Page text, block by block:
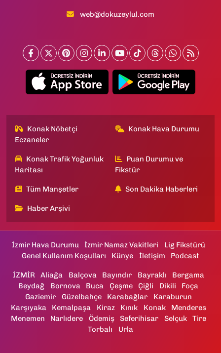
web@dokuzeylul.com
Konak Nöbetçi
Eczaneler
Konak Hava Durumu
Konak Trafik Yoğunluk
Haritası
Puan Durumu ve
Fikstür
Tüm Manşetler Son Dakika Haberleri
Haber Arşivi
İzmir Hava Durumu İzmir Namaz Vakitleri
Lig Fikstürü
Genel Kullanım Koşulları
Künye İletişim Podcast
İZMİR Aliağa Balçova Bayındır Bayraklı
Bergama
Beydağ
Bornova Buca Çeşme Çiğli Dikili
Foça
Gaziemir
Güzelbahçe Karabağlar
Karaburun
Karşıyaka
Kemalpaşa Kiraz Kınık Konak
Menderes
Menemen
Narlıdere Ödemiş Seferihisar Selçuk
Tire
Torbalı
Urla